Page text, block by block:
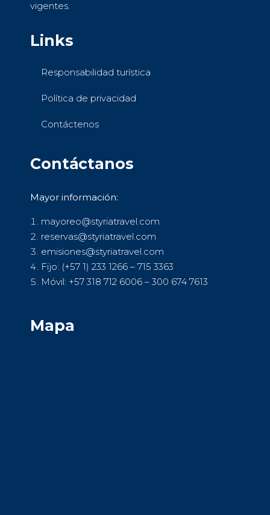
vigentes.
Links
Responsabilidad turística
Política de privacidad
Contáctenos
Contáctanos
Mayor información:
mayoreo@styriatravel.com
reservas@styriatravel.com
emisiones@styriatravel.com
Fijo: (+57 1) 233 1266 – 715 3363
Móvil: +57 318 712 6006 – 300 674 7613
Mapa